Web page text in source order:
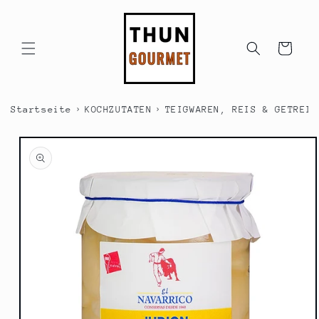
Warenkorb
Startseite › KOCHZUTATEN › TEIGWAREN, REIS &